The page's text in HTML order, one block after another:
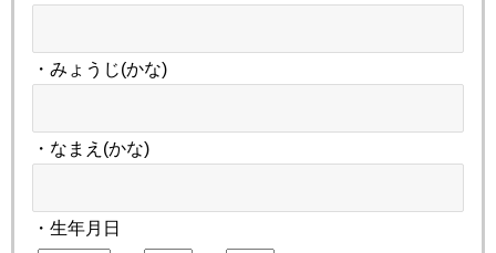
・みょうじ(かな)
・なまえ(かな)
・生年月日